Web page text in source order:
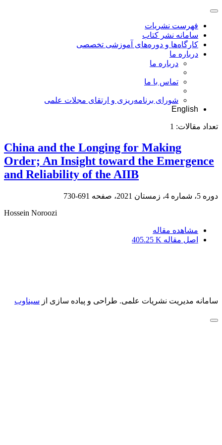
فهرست نشریات
سامانه نشر کتاب
کارگاه‌ها و دوره‌های آموزشی تخصصی
درباره ما
درباره ما
تماس با ما
شورای برنامه‌ریزی و ارتقای مجلات علمی
English
تعداد مقالات: 1
China and the Longing for Making
Order; An Insight toward the Emergence
and Reliability of the AIIB
دوره 5، شماره 4، زمستان 2021، صفحه
691-730
Hossein Noroozi
مشاهده مقاله
اصل مقاله 405.25 K
سامانه مدیریت نشریات علمی. طراحی و پیاده سازی از سیناوب